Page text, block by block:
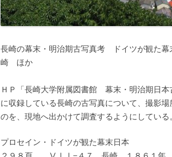
長崎の幕末・明治期古写真考 ドイツが観
崎 ほか
ＨＰ「長崎大学附属図書館 幕末・明治期日
に収録している長崎の古写真について、撮影
のを、現地へ出かけて調査するようにしている
プロセイン・ドイツが観た幕末日本